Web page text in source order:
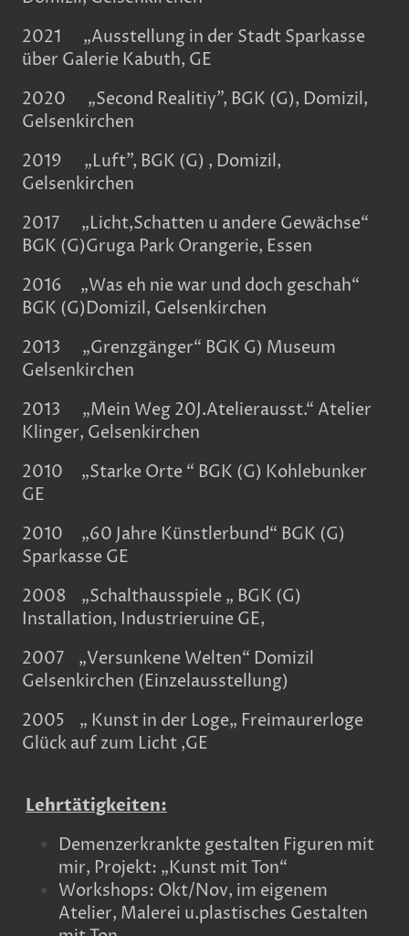
2021 „Ausstellung in der Stadt Sparkasse
über Galerie Kabuth, GE
2020 „Second Realitiy", BGK (G), Domizil,
Gelsenkirchen
2019 „Luft", BGK (G) , Domizil,
Gelsenkirchen
2017 „Licht,Schatten u andere Gewächse“
BGK (G)Gruga Park Orangerie, Essen
2016 „Was eh nie war und doch geschah“
BGK (G)Domizil, Gelsenkirchen
2013 „Grenzgänger“ BGK G) Museum
Gelsenkirchen
2013 „Mein Weg 20J.Atelierausst.“ Atelier
Klinger, Gelsenkirchen
2010 „Starke Orte “ BGK (G) Kohlebunker
GE
2010 „60 Jahre Künstlerbund“ BGK (G)
Sparkasse GE
2008 „Schalthausspiele „ BGK (G)
Installation, Industrieruine GE,
2007 „Versunkene Welten“ Domizil
Gelsenkirchen (Einzelausstellung)
2005 „ Kunst in der Loge„ Freimaurerloge
Glück auf zum Licht ,GE
Lehrtätigkeiten:
Demenzerkrankte gestalten Figuren mit
mir, Projekt: „Kunst mit Ton“
Workshops: Okt/Nov, im eigenem
Atelier, Malerei u.plastisches Gestalten